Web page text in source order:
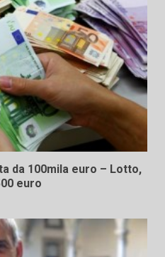
da 100mila euro – Lotto,
euro